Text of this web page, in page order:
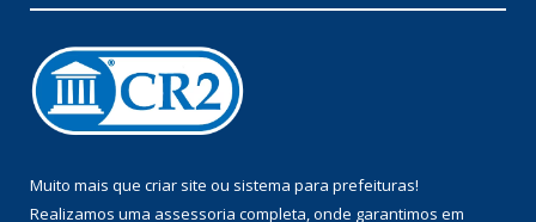
Muito mais que criar site ou sistema para prefeituras!
Realizamos uma assessoria completa, onde garantimos em